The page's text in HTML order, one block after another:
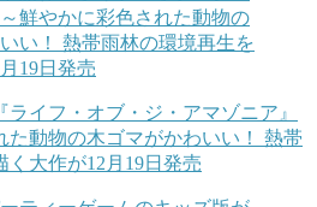
イフ・オブ・ジ・アマゾニア』
た動物の木ゴマがかわいい！ 熱帯
大作が12月19日発売